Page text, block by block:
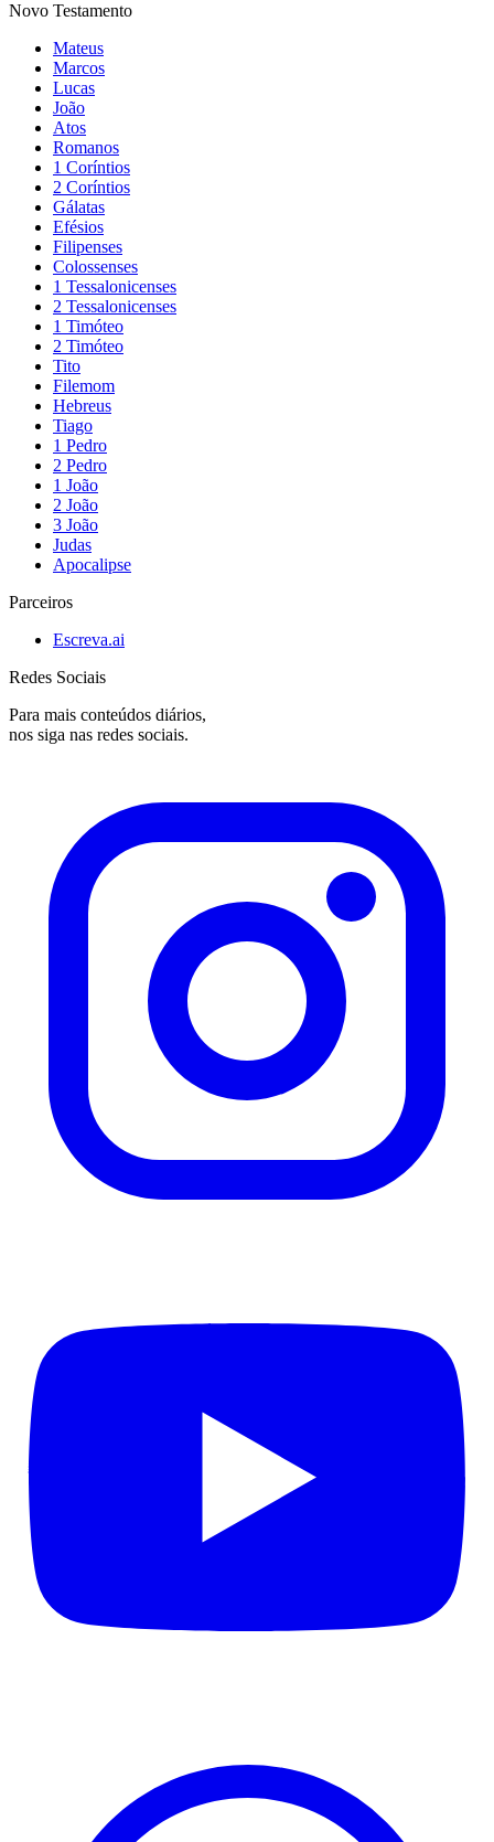
Novo Testamento
Mateus
Marcos
Lucas
João
Atos
Romanos
1 Coríntios
2 Coríntios
Gálatas
Efésios
Filipenses
Colossenses
1 Tessalonicenses
2 Tessalonicenses
1 Timóteo
2 Timóteo
Tito
Filemom
Hebreus
Tiago
1 Pedro
2 Pedro
1 João
2 João
3 João
Judas
Apocalipse
Parceiros
Escreva.ai
Redes Sociais
Para mais conteúdos diários,
nos siga nas redes sociais.